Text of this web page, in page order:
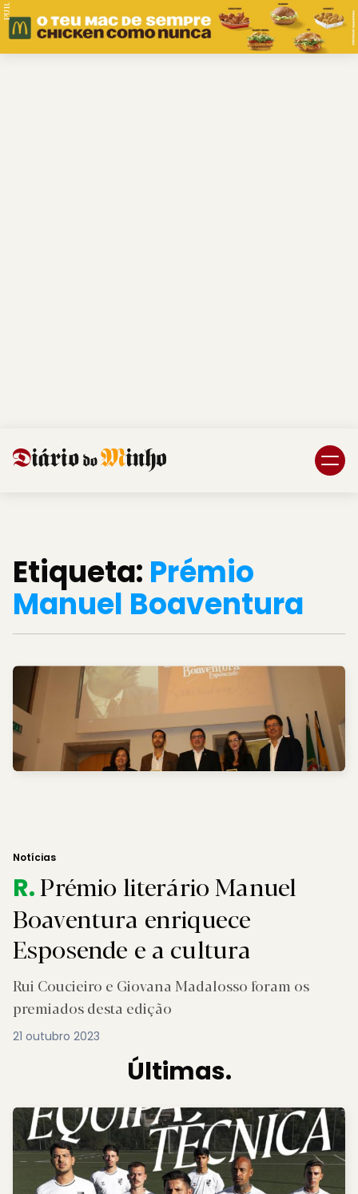
PUB.
Etiqueta: Prémio
Manuel Boaventura
Notícias
R.Prémio literário Manuel
Boaventura enriquece
Esposende e a cultura
Rui Coucieiro e Giovana Madalosso foram os
premiados desta edição
21 outubro 2023
Últimas.